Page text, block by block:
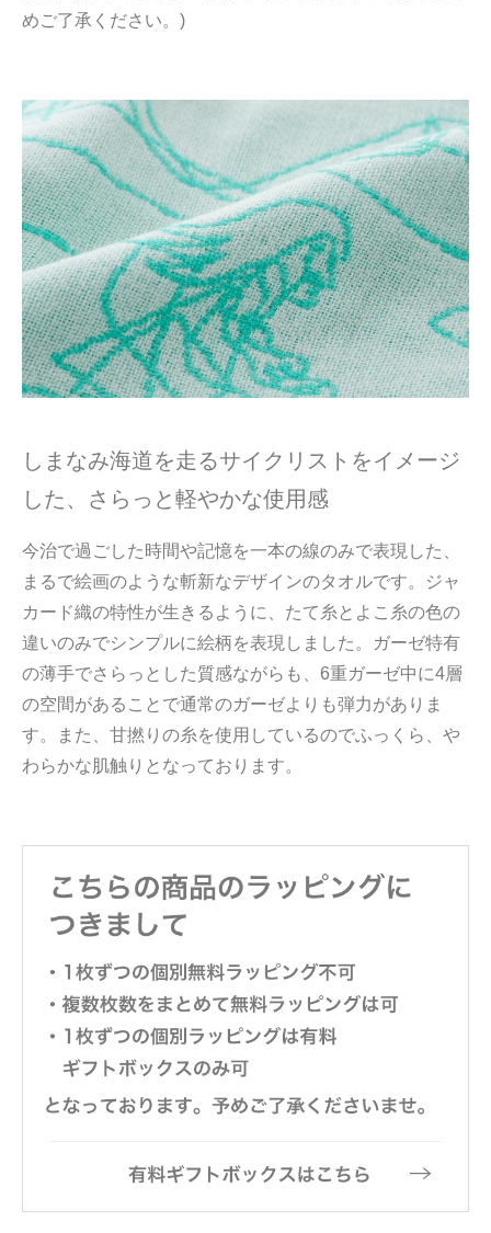
めご了承ください。)
しまなみ海道を走るサイクリストをイメージ
した、さらっと軽やかな使用感
今治で過ごした時間や記憶を一本の線のみで表現した、
まるで絵画のような斬新なデザインのタオルです。ジャ
カード織の特性が生きるように、たて糸とよこ糸の色の
違いのみでシンプルに絵柄を表現しました。ガーゼ特有
の薄手でさらっとした質感ながらも、6重ガーゼ中に4層
の空間があることで通常のガーゼよりも弾力がありま
す。また、甘撚りの糸を使用しているのでふっくら、や
わらかな肌触りとなっております。